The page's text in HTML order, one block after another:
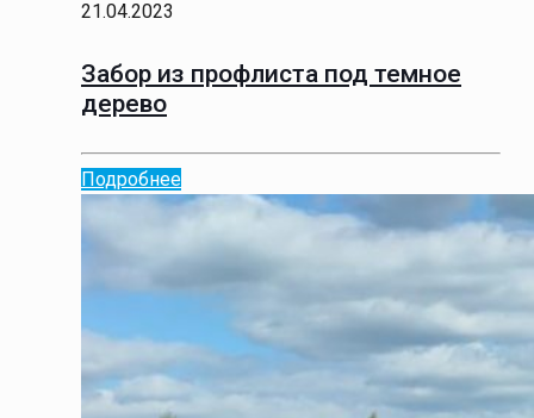
21.04.2023
Забор из профлиста под темное
дерево
Подробнее